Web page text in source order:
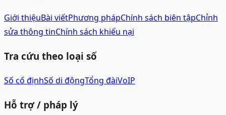
Giới thiệuBài viếtPhương phápChính sách biên tậpChỉnh
sửa thông tinChính sách khiếu nại
Tra cứu theo loại số
Số cố địnhSố di độngTổng đàiVoIP
Hỗ trợ / pháp lý